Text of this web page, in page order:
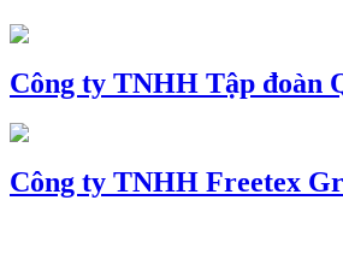
Công ty TNHH Tập đoàn
Công ty TNHH Freetex